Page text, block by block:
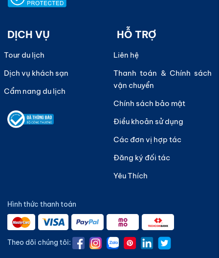
DỊCH VỤ
Tour du lịch
Dịch vụ khách sạn
Cẩm nang du lịch
HỖ TRỢ
Liên hệ
Thanh toán & Chính sách
vận chuyển
Chính sách bảo mật
Điều khoản sử dụng
Các đơn vị hợp tác
Đăng ký đối tác
Yêu Thích
Hình thức thanh toán
Theo dõi chúng tôi: